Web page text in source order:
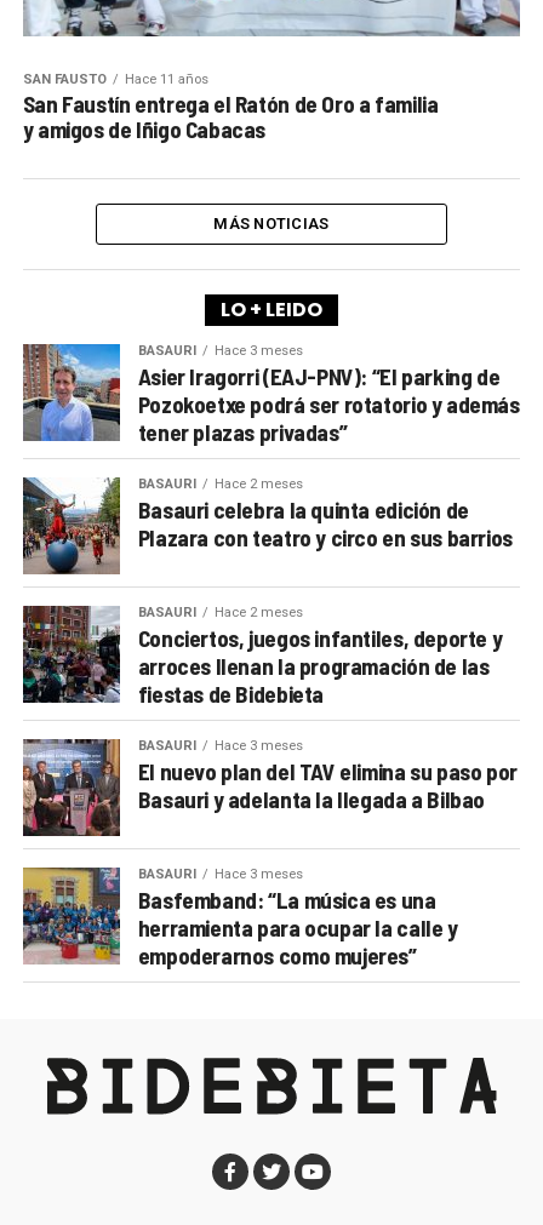
SAN FAUSTO Hace 11 años
San Faustín entrega el Ratón de Oro a familia
y amigos de Iñigo Cabacas
MÁS NOTICIAS
LO + LEIDO
BASAURI Hace 3 meses
Asier Iragorri (EAJ-PNV): “El parking de
Pozokoetxe podrá ser rotatorio y además
tener plazas privadas”
BASAURI Hace 2 meses
Basauri celebra la quinta edición de
Plazara con teatro y circo en sus barrios
BASAURI Hace 2 meses
Conciertos, juegos infantiles, deporte y
arroces llenan la programación de las
fiestas de Bidebieta
BASAURI Hace 3 meses
El nuevo plan del TAV elimina su paso por
Basauri y adelanta la llegada a Bilbao
BASAURI Hace 3 meses
Basfemband: “La música es una
herramienta para ocupar la calle y
empoderarnos como mujeres”